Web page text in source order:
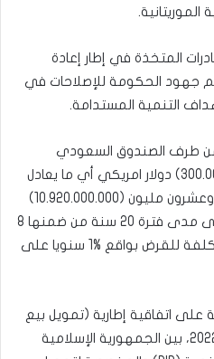
الموريتانية.
المتخذة في إطار إعادة
جهود الحكومة للإصلاحات في
التنمية المستدامة.
من طرف الصندوق السعودي
للتنمية ثلاثمائة مليون (300.000.000) دولار امريكي أي ما يعادل
حوالي عشرة مليار وتسعة مائةوعشرون مليون (10.920.000.000)
اوقية جديدة سيتم تسديده على مدى فترة 20 سنة من ضمنها 8
سنوات كفترة امهال مع دفع تكلفة للقرض بواقع %1 سنويا على
اتفاقية إطارية (تمويل بيع
لأجل)، الموقعة في 04 يونيو 2022، بين الجمهورية الإسلامية